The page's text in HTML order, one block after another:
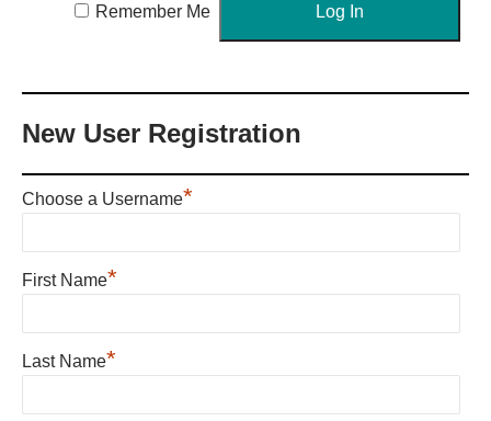
Remember Me
New User Registration
Choose a Username*
First Name*
Last Name*